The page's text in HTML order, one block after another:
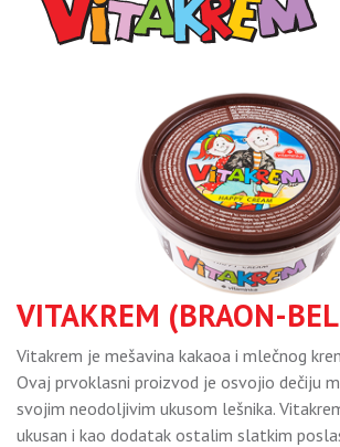
VITAKREM (BRAON-
Vitakrem je mešavina kakaoa i mlečnog
Ovaj prvoklasni proizvod je osvojio dečiju
svojim neodoljivim ukusom lešnika.
ukusan i kao dodatak ostalim slatkim